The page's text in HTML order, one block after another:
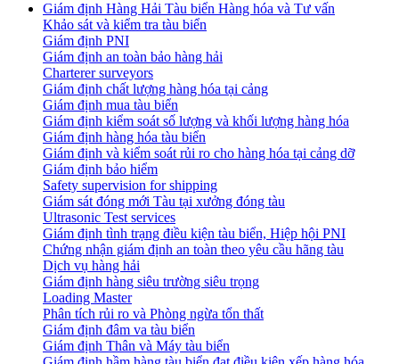
Giám định Hàng Hải Tàu biển Hàng hóa và Tư vấn
Khảo sát và kiểm tra tàu biển
Giám định PNI
Giám định an toàn bảo hàng hải
Charterer surveyors
Giám định chất lượng hàng hóa tại cảng
​Giám định mua tàu biển
Giám định kiểm soát số lượng và khối lượng hàng hóa
Giám định hàng hóa tàu biển
Giám định và kiểm soát rủi ro cho hàng hóa tại cảng dỡ
Giám định bảo hiểm
Safety supervision for shipping
Giám sát đóng mới Tàu tại xưởng đóng tàu
Ultrasonic Test services
Giám định tình trạng điều kiện tàu biển, Hiệp hội PNI
Chứng nhận giám định an toàn theo yêu cầu hãng tàu
Dịch vụ hàng hải
Giám định hàng siêu trường siêu trọng
Loading Master
Phân tích rủi ro và Phòng ngừa tổn thất
​Giám định đâm va tàu biển
Giám định Thân và Máy tàu biển